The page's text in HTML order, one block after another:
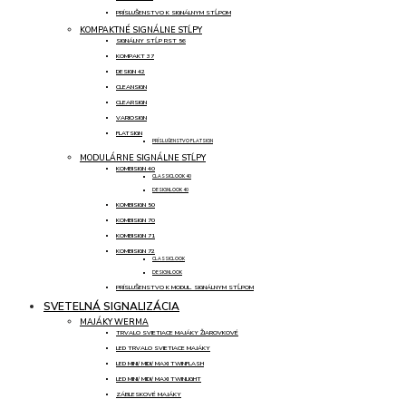
PRÍSLUŠENSTVO K SIGNÁLNYM STĹPOM
KOMPAKTNÉ SIGNÁLNE STĹPY
SIGNÁLNY STĹP RST 56
KOMPAKT 37
DESIGN 42
CLEANSIGN
CLEARSIGN
VARIOSIGN
FLATSIGN
PRÍSLUŠENSTVO FLATSIGN
MODULÁRNE SIGNÁLNE STĹPY
KOMBISIGN 40
CLASSICLOOK 40
DESIGNLOOK 40
KOMBISIGN 50
KOMBISIGN 70
KOMBISIGN 71
KOMBISIGN 72
CLASSICLOOK
DESIGNLOOK
PRÍSLUŠENSTVO K MODUL. SIGNÁLNYM STĹPOM
SVETELNÁ SIGNALIZÁCIA
MAJÁKY WERMA
TRVALO SVIETIACE MAJÁKY ŽIAROVKOVÉ
LED TRVALO SVIETIACE MAJÁKY
LED MINI/ MIDI/ MAXI TWINFLASH
LED MINI/ MIDI/ MAXI TWINLIGHT
ZÁBLESKOVÉ MAJÁKY